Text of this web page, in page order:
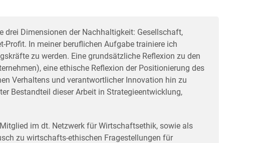
Dimensionen der Nachhaltigkeit: Gesellschaft,
Profit. In meiner beruflichen Aufgabe trainiere ich
zu werden. Eine grundsätzliche Reflexion zu den
eine ethische Reflexion der Positionierung des
Verhaltens und verantwortlicher Innovation hin zu
Bestandteil dieser Arbeit in Strategieentwicklung,
im dt. Netzwerk für Wirtschaftsethik, sowie als
zu wirtschafts-ethischen Fragestellungen für